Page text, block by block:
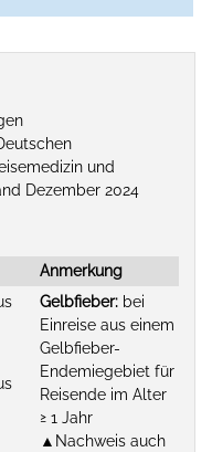
und
Dezember 2024
Anmerkung
Gelbfieber:bei
Einreise aus einem
Gelbfieber-
Endemiegebiet für
Reisende im Alter
≥ 1 Jahr
▲Nachweis auch